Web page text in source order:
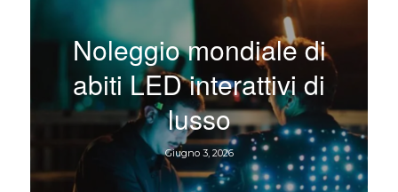
Noleggio mondiale di
abiti LED interattivi di
lusso
Giugno 3, 2026